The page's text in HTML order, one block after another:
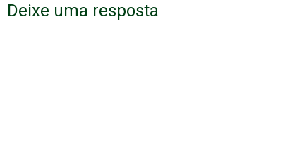
Deixe uma resposta